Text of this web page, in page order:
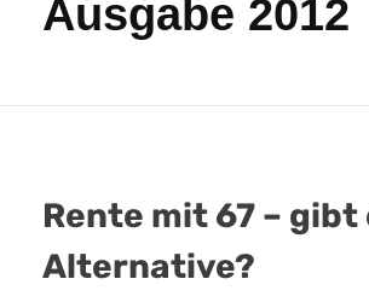
Ausgabe 2012
Rente mit 67 – gibt
Alternative?